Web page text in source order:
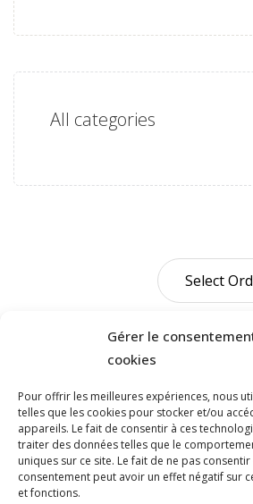
Gérer le
cookies
Pour offrir les meilleures expériences, nous
telles que les cookies pour stocker et/ou
appareils. Le fait de consentir à ces
traiter des données telles que le
uniques sur ce site. Le fait de ne pas
consentement peut avoir un effet négatif sur
et fonctions.
All categories
NOUS JOINDRE